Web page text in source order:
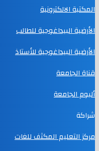
المكتبة الالكترونية
الأرضية البيداغوجية للطالب
الأرضية البيداغوجية للأستاذ
قناة الجامعة
ألبوم الجامعة
شراكة
مركز التعليم المكثف للغات